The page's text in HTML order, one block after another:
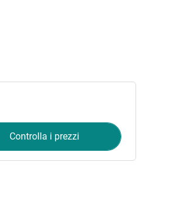
Controlla i prezzi